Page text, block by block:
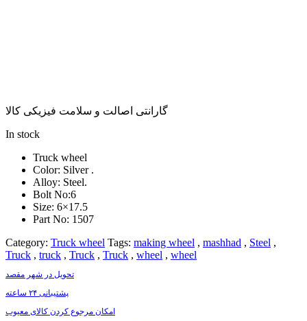
گارانتی اصالت و سلامت فیزیکی کالا
In stock
Truck wheel
Color: Silver .
Alloy: Steel.
Bolt No:6
Size: 6×17.5
Part No: 1507
Category: Truck wheel Tags: making wheel , mashhad , Steel ,
Truck , truck , Truck , Truck , wheel , wheel
تحویل در شهر مقصد
پشتیبانی ۲۴ ساعته
امکان مرجوع کردن کالای معیوب